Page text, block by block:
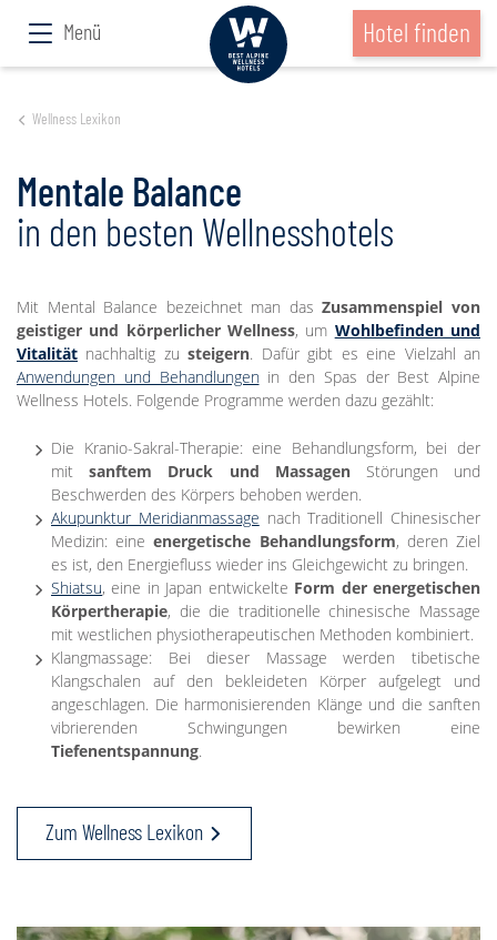
Menü Hotel finden
Wellness Lexikon
Mentale Balance
in den besten Wellnesshotels
Mit Mental Balance bezeichnet man dasZusammenspiel von
geistiger und körperlicher Wellness, um Wohlbefinden und
Vitalität nachhaltig zusteigern. Dafür gibt es eine Vielzahl an
Anwendungen und Behandlungenin den Spas der Best Alpine
Wellness Hotels. Folgende Programme werden dazu gezählt:
Die Kranio-Sakral-Therapie: eine Behandlungsform, bei der
mitsanftem Druck und MassagenStörungen und
Beschwerden des Körpers behoben werden.
Akupunktur Meridianmassage nach Traditionell Chinesischer
Medizin: eineenergetische Behandlungsform, deren Ziel
es ist, den Energiefluss wieder ins Gleichgewicht zu bringen.
Shiatsu, eine in Japan entwickelte Form der energetischen
Körpertherapie, die die traditionelle chinesische Massage
mit westlichen physiotherapeutischen Methoden kombiniert.
Klangmassage: Bei dieser Massage werden tibetische
Klangschalen auf den bekleideten Körper aufgelegt und
angeschlagen. Die harmonisierenden Klänge und die sanften
vibrierenden Schwingungen bewirken eine
Tiefenentspannung.
Zum Wellness Lexikon